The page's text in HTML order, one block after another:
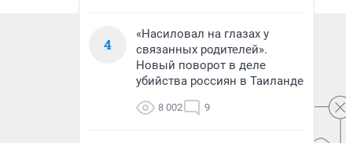
4
«Насиловал на глазах у
связанных родителей».
Новый поворот в деле
убийства россиян в Таиланде
8 002 9